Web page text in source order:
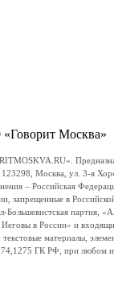
Москва»
Москва, ул. 3-я
– Российская
запрещенные в
партия,
в России» и
материалы,
ГК РФ, при любом